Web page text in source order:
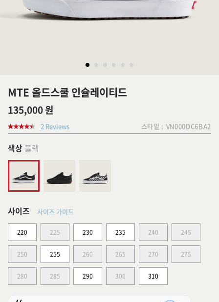
MTE 올드스쿨 인슐레이티드
135,000 원
2 Reviews 스타일 : VN000DC6BA2
색상 블랙
사이즈 사이즈 가이드
220 225 230 235 240 245
250 255 260 265 270 275
280 285 290 300 310